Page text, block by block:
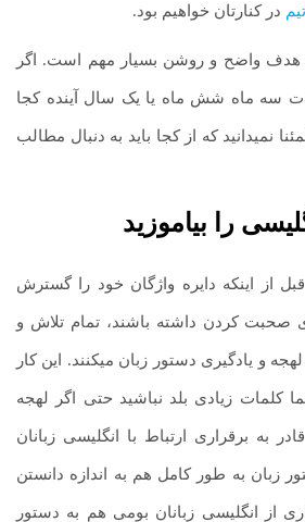
در کنارتان خواهیم بود.
هدف واضح و روشن بسیار مهم است. اگر
سه ماه شش ماه یا یک سال آینده کجا
نمی­دانید که از کجا باید به دنبال مطالب
را بیاموزید
از اینکه دایره واژگان خود را گسترش
صحبت کردن داشته باشند، تمام تلاش و
و یادگیری دستور زبان می­کنند. این کار
کلمات زیادی بلد نباشید حتی اگر لهجه
به برقراری ارتباط با انگلیسی زبانان
زبان به­ طور کامل هم به اندازه دانستن
از انگلیسی زبانان بومی هم به دستور